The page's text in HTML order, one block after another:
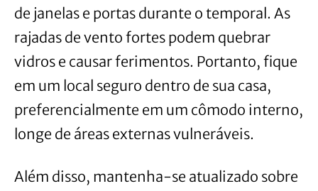
de janelas e portas durante o temporal. As
rajadas de vento fortes podem quebrar
vidros e causar ferimentos. Portanto, fique
em um local seguro dentro de sua casa,
preferencialmente em um cômodo interno,
longe de áreas externas vulneráveis.
Além disso, mantenha-se atualizado sobre